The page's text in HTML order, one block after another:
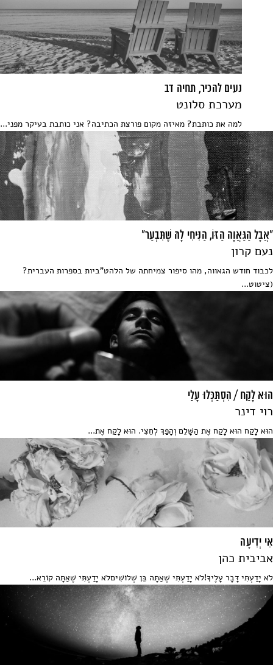
נעים להכיר, תחיה דב
מערכת סלונט
למה את כותבת? מאיזה מקום פורצת הכתיבה? אני כותבת בעיקר מפני...
"אֲבָל הַגַּאֲוָה הַזּוֹ, הַנִּיחִי לָהּ שֶׁתִּבְעַר"
נעם קרון
לכבוד חודש הגאווה, מהו סיפור צמיחתה של הלהט"ביות בספרות העברית?
(ציטוט...
הוּא לָקַח / הִסְתַּכְּלוּ עָלַי
רוי דינר
הוּא לָקַח הוּא לָקַח אֶת הַשָּׁלֵם וְהָפַךְ לְחֵצִי. הוּא לָקַח אֶת...
אִי יְדִיעָה
אביבית כהן
לֹא יָדַעְתִּי דָּבָר עָלֶיךָ!לֹא יָדַעְתִּי שֶׁאַתָּה בֵּן שְׁלוֹשִׁיםלֹא יָדַעְתִּי שֶׁאַתָּה קוֹרֵא...